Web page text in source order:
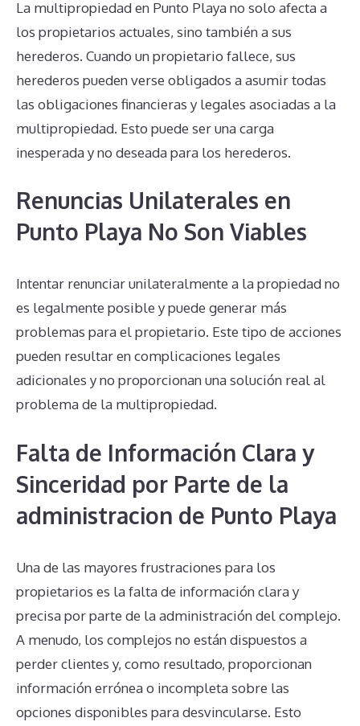
La multipropiedad en Punto Playa no solo afecta a
los propietarios actuales, sino también a sus
herederos. Cuando un propietario fallece, sus
herederos pueden verse obligados a asumir todas
las obligaciones financieras y legales asociadas a la
multipropiedad. Esto puede ser una carga
inesperada y no deseada para los herederos.
Renuncias Unilaterales en
Punto Playa No Son Viables
Intentar renunciar unilateralmente a la propiedad no
es legalmente posible y puede generar más
problemas para el propietario. Este tipo de acciones
pueden resultar en complicaciones legales
adicionales y no proporcionan una solución real al
problema de la multipropiedad.
Falta de Información Clara y
Sinceridad por Parte de la
administracion de Punto Playa
Una de las mayores frustraciones para los
propietarios es la falta de información clara y
precisa por parte de la administración del complejo.
A menudo, los complejos no están dispuestos a
perder clientes y, como resultado, proporcionan
información errónea o incompleta sobre las
opciones disponibles para desvincularse. Esto